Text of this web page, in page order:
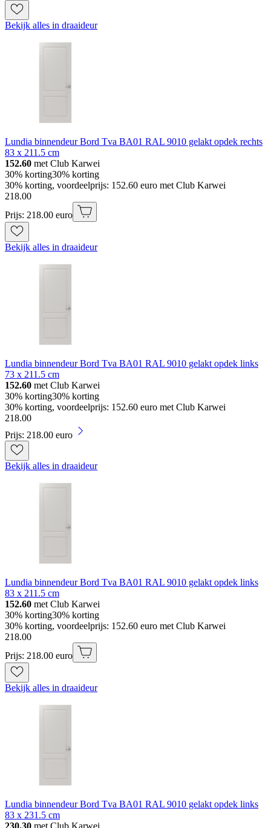
Bekijk alles in draaideur
Lundia binnendeur Bord Tva BA01 RAL 9010 gelakt opdek rechts
83 x 211.5 cm
152.60 met Club Karwei
30% korting30% korting
30% korting, voordeelprijs: 152.60 euro met Club Karwei
218.00
Prijs: 218.00 euro
Bekijk alles in draaideur
Lundia binnendeur Bord Tva BA01 RAL 9010 gelakt opdek links
73 x 211.5 cm
152.60 met Club Karwei
30% korting30% korting
30% korting, voordeelprijs: 152.60 euro met Club Karwei
218.00
Prijs: 218.00 euro
Bekijk alles in draaideur
Lundia binnendeur Bord Tva BA01 RAL 9010 gelakt opdek links
83 x 211.5 cm
152.60 met Club Karwei
30% korting30% korting
30% korting, voordeelprijs: 152.60 euro met Club Karwei
218.00
Prijs: 218.00 euro
Bekijk alles in draaideur
Lundia binnendeur Bord Tva BA01 RAL 9010 gelakt opdek links
83 x 231.5 cm
230.30 met Club Karwei